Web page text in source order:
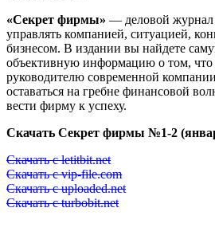
«Секрет фирмы» — деловой журнал
управлять компанией, ситуацией,
бизнесом. В издании вы найдете
объективную информацию о том, что
руководителю современной
оставаться на гребне финансовой
вести фирму к успеху.
Скачать Секрет фирмы №1-2
Скачать с letitbit.net
Скачать с vip-file.com
Скачать с uploaded.net
Скачать с turbobit.net